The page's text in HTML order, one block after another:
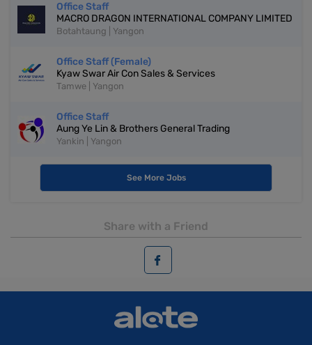
Office Staff
MACRO DRAGON INTERNATIONAL COMPANY LIMITED
Botahtaung | Yangon
Office Staff (Female)
Kyaw Swar Air Con Sales & Services
Tamwe | Yangon
Office Staff
Aung Ye Lin & Brothers General Trading
Yankin | Yangon
See More Jobs
Share with a Friend